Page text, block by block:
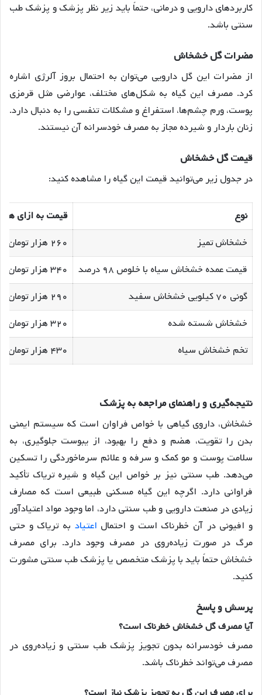
کاربردهای دارویی و درمانی، حتماً باید زیر نظر پزشک و پزشک طب
سنتی باشد.
مضرات گل خشخاش
از مضرات این گل دارویی می‌توان به احتمال بروز آلرژی اشاره
کرد. مصرف این گیاه به شکل‌های مختلف، عوارضی مثل قرمزی
پوست، ورم چشم‌ها، استفراغ و مشکلات تنفسی را به دنبال دارد.
زنان باردار و شیرده مجاز به مصرف خودسرانه آن نیستند.
قیمت گل خشخاش
در جدول زیر می‌توانید قیمت این گیاه را مشاهده کنید:
نوع
قیمت به ازای هر
خشخاش تمیز
۲۶۰ هزار تومان
قیمت عمده خشخاش سیاه با خلوص ۹۸ درصد
۳۴۰ هزار تومان
گونی ۷۰ کیلویی خشخاش سفید
۲۹۰ هزار تومان
خشخاش شسته شده
۳۲۰ هزار تومان
تخم خشخاش سیاه
۴۳۰ هزار تومان
نتیجهگیری و راهنمای مراجعه به پزشک
خشخاش، داروی گیاهی با خواص فراوان است که سیستم ایمنی
بدن را تقویت، هضم و دفع را بهبود، از یبوست جلوگیری، به
سلامت پوست و مو کمک و سرفه و علائم سرماخوردگی را تسکین
می‌دهد. طب سنتی نیز بر خواص این گیاه و شیره تریاک تأکید
فراوانی دارد. اگرچه این گیاه مسکنی طبیعی است که مصارف
زیادی در صنعت دارویی و طب سنتی دارد، اما وجود مواد اعتیادآور
و افیونی در آن خطرناک است و احتمال اعتیاد به تریاک و حتی
مرگ در صورت زیاده‌روی در مصرف وجود دارد. برای مصرف
خشخاش حتماً باید با پزشک متخصص یا پزشک طب سنتی مشورت
کنید.
پرسش و پاسخ
آیا مصرف گل خشخاش خطرناک است؟
مصرف خودسرانه بدون تجویز پزشک طب سنتی و زیاده‌روی در
مصرف می‌تواند خطرناک باشد.